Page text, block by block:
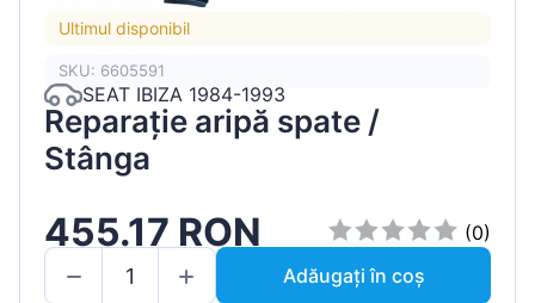
Ultimul disponibil
SKU: 6605591
SEAT IBIZA 1984-1993
Reparație aripă spate /
Stânga
455.17 RON
(0)
Adăugați în coș